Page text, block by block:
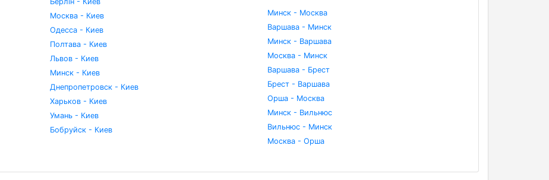
Москва - Киев
Одесса - Киев
Полтава - Киев
Львов - Киев
Минск - Киев
Днепропетровск - Киев
Харьков - Киев
Умань - Киев
Бобруйск - Киев
Минск - Москва
Варшава - Минск
Минск - Варшава
Москва - Минск
Варшава - Брест
Брест - Варшава
Орша - Москва
Минск - Вильнюс
Вильнюс - Минск
Москва - Орша